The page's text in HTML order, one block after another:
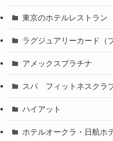
東京のホテルレストラン
ラグジュアリーカード（
アメックスプラチナ
スパ フィットネスクラ
ハイアット
ホテルオークラ・日航ホ